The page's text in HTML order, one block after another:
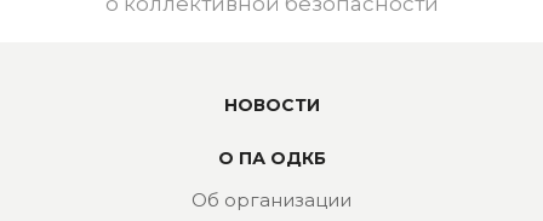
НОВОСТИ
О ПА ОДКБ
Об организации